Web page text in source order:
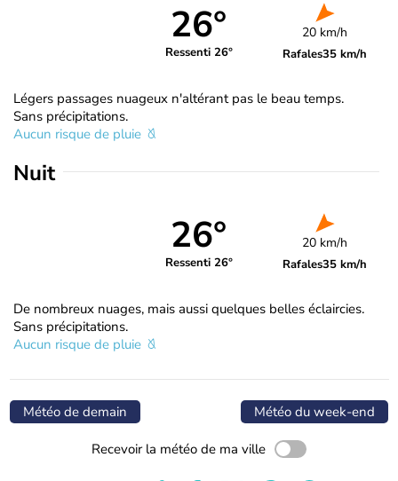
26°
Ressenti 26°
20 km/h
Rafales35 km/h
Légers passages nuageux n'altérant pas le beau temps.
Sans précipitations.
Aucun risque de pluie
Nuit
26°
Ressenti 26°
20 km/h
Rafales35 km/h
De nombreux nuages, mais aussi quelques belles éclaircies.
Sans précipitations.
Aucun risque de pluie
Météo de demain Météo du week-end
Recevoir la météo de ma ville